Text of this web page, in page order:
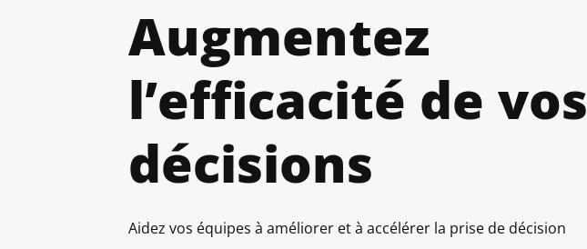
Augmentez
l’efficacité de vos
décisions
Aidez vos équipes à améliorer et à accélérer la prise de décision